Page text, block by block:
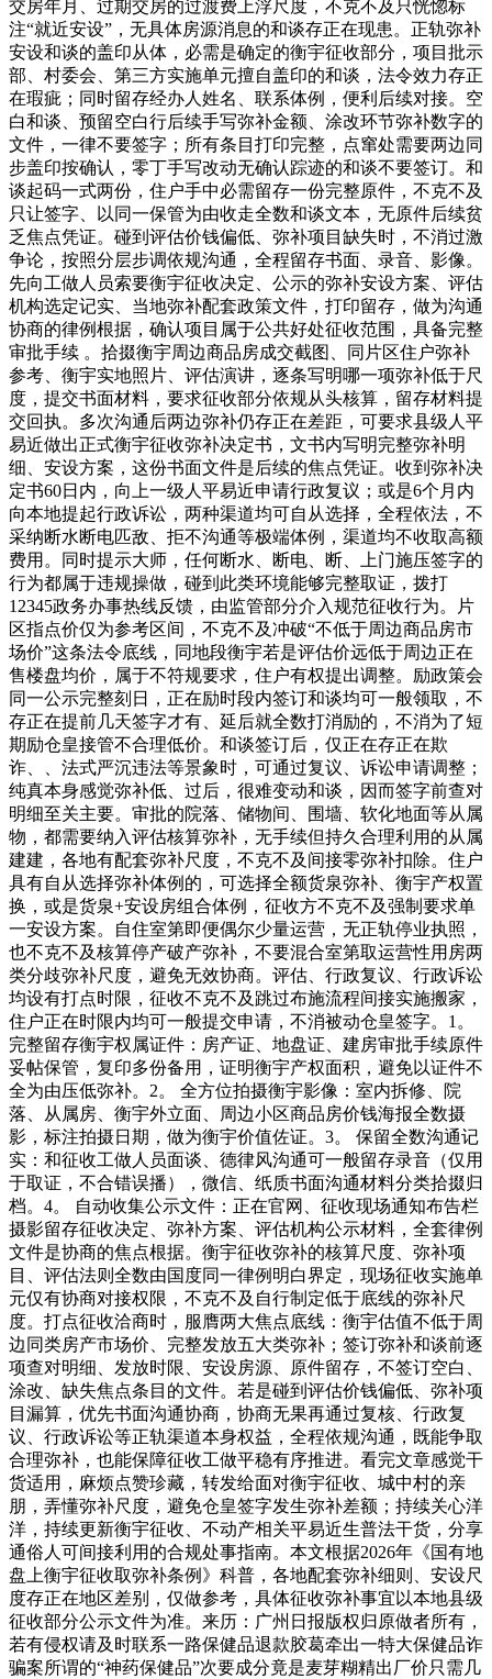
交房年月、过期交房的过渡费上浮尺度，不克不及只恍惚标
注“就近安设”，无具体房源消息的和谈存正在现患。正轨弥补
安设和谈的盖印从体，必需是确定的衡宇征收部分，项目批示
部、村委会、第三方实施单元擅自盖印的和谈，法令效力存正
在瑕疵；同时留存经办人姓名、联系体例，便利后续对接。空
白和谈、预留空白行后续手写弥补金额、涂改环节弥补数字的
文件，一律不要签字；所有条目打印完整，点窜处需要两边同
步盖印按确认，零丁手写改动无确认踪迹的和谈不要签订。和
谈起码一式两份，住户手中必需留存一份完整原件，不克不及
只让签字、以同一保管为由收走全数和谈文本，无原件后续贫
乏焦点凭证。碰到评估价钱偏低、弥补项目缺失时，不消过激
争论，按照分层步调依规沟通，全程留存书面、录音、影像。
先向工做人员索要衡宇征收决定、公示的弥补安设方案、评估
机构选定记实、当地弥补配套政策文件，打印留存，做为沟通
协商的律例根据，确认项目属于公共好处征收范围，具备完整
审批手续 。拾掇衡宇周边商品房成交截图、同片区住户弥补
参考、衡宇实地照片、评估演讲，逐条写明哪一项弥补低于尺
度，提交书面材料，要求征收部分依规从头核算，留存材料提
交回执。多次沟通后两边弥补仍存正在差距，可要求县级人平
易近做出正式衡宇征收弥补决定书，文书内写明完整弥补明
细、安设方案，这份书面文件是后续的焦点凭证。收到弥补决
定书60日内，向上一级人平易近申请行政复议；或是6个月内
向本地提起行政诉讼，两种渠道均可自从选择，全程依法，不
采纳断水断电匹敌、拒不沟通等极端体例，渠道均不收取高额
费用。同时提示大师，任何断水、断电、断、上门施压签字的
行为都属于违规操做，碰到此类环境能够完整取证，拨打
12345政务办事热线反馈，由监管部分介入规范征收行为。片
区指点价仅为参考区间，不克不及冲破“不低于周边商品房市
场价”这条法令底线，同地段衡宇若是评估价远低于周边正在
售楼盘均价，属于不符规要求，住户有权提出调整。励政策会
同一公示完整刻日，正在励时段内签订和谈均可一般领取，不
存正在提前几天签字才有、延后就全数打消励的，不消为了短
期励仓皇接管不合理低价。和谈签订后，仅正在存正在欺
诈、、法式严沉违法等景象时，可通过复议、诉讼申请调整；
纯真本身感觉弥补低、过后，很难变动和谈，因而签字前查对
明细至关主要。审批的院落、储物间、围墙、软化地面等从属
物，都需要纳入评估核算弥补，无手续但持久合理利用的从属
建建，各地有配套弥补尺度，不克不及间接零弥补扣除。住户
具有自从选择弥补体例的，可选择全额货泉弥补、衡宇产权置
换，或是货泉+安设房组合体例，征收方不克不及强制要求单
一安设方案。自住室第即便偶尔少量运营，无正轨停业执照，
也不克不及核算停产破产弥补，不要混合室第取运营性用房两
类分歧弥补尺度，避免无效协商。评估、行政复议、行政诉讼
均设有打点时限，征收不克不及跳过布施流程间接实施搬家，
住户正在时限内均可一般提交申请，不消被动仓皇签字。1。
完整留存衡宇权属证件：房产证、地盘证、建房审批手续原件
妥帖保管，复印多份备用，证明衡宇产权面积，避免以证件不
全为由压低弥补。2。 全方位拍摄衡宇影像：室内拆修、院
落、从属房、衡宇外立面、周边小区商品房价钱海报全数摄
影，标注拍摄日期，做为衡宇价值佐证。3。 保留全数沟通记
实：和征收工做人员面谈、德律风沟通可一般留存录音（仅用
于取证，不合错误播），微信、纸质书面沟通材料分类拾掇归
档。4。 自动收集公示文件：正在官网、征收现场通知布告栏
摄影留存征收决定、弥补方案、评估机构公示材料，全套律例
文件是协商的焦点根据。衡宇征收弥补的核算尺度、弥补项
目、评估法则全数由国度同一律例明白界定，现场征收实施单
元仅有协商对接权限，不克不及自行制定低于底线的弥补尺
度。打点征收洽商时，服膺两大焦点底线：衡宇估值不低于周
边同类房产市场价、完整发放五大类弥补；签订弥补和谈前逐
项查对明细、发放时限、安设房源、原件留存，不签订空白、
涂改、缺失焦点条目的文件。若是碰到评估价钱偏低、弥补项
目漏算，优先书面沟通协商，协商无果再通过复核、行政复
议、行政诉讼等正轨渠道本身权益，全程依规沟通，既能争取
合理弥补，也能保障征收工做平稳有序推进。看完文章感觉干
货适用，麻烦点赞珍藏，转发给面对衡宇征收、城中村的亲
朋，弄懂弥补尺度，避免仓皇签字发生弥补差额；持续关心洋
洋，持续更新衡宇征收、不动产相关平易近生普法干货，分享
通俗人可间接利用的合规处事指南。本文根据2026年《国有地
盘上衡宇征收取弥补条例》科普，各地配套弥补细则、安设尺
度存正在地区差别，仅做参考，具体征收弥补事宜以本地县级
征收部分公示文件为准。来历：广州日报版权归原做者所有，
若有侵权请及时联系一路保健品退款胶葛牵出一特大保健品诈
骗案所谓的“神药保健品”次要成分竟是麦芽糊精出厂价只需几